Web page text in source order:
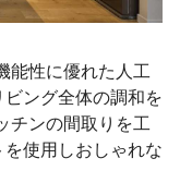
能性に優れた人工
ング全体の調和を
チンの間取りを工
使用しおしゃれな